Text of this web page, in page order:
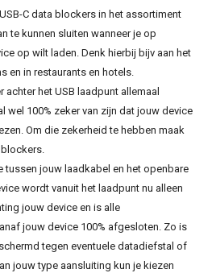
C data blockers in het assortiment
te kunnen sluiten wanneer je op
op wilt laden. Denk hierbij bijv aan het
en in restaurants en hotels.
het USB laadpunt allemaal
wel 100% zeker van zijn dat jouw device
Om die zekerheid te hebben maak
blockers.
tussen jouw laadkabel en het openbare
wordt vanuit het laadpunt nu alleen
jouw device en is alle
jouw device 100% afgesloten. Zo is
tegen eventuele datadiefstal of
jouw type aansluiting kun je kiezen